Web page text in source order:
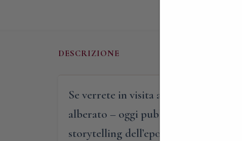
DESCRIZIONE
Se verrete in visita alla villa verrete
alberato – oggi pubblico – e
storytelling dell’epoca, verrete